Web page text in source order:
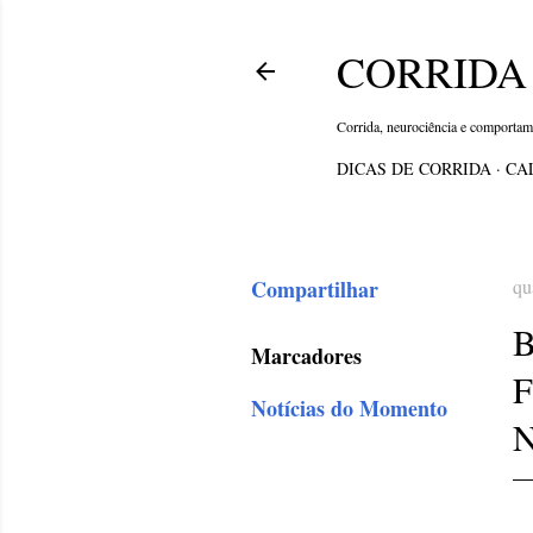
Corrida, neurociência e
DICAS DE CORRIDA
Compartilhar
Marcadores
Notícias do Momento